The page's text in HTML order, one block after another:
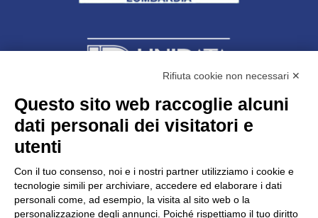
Unidata s.r.lcon unico socio
Largo dell’Artigianato, 1 - 23100 Sondrio
C.F. 00481790145 - N.REA SO-36426
PEC: unidata.sondrio@legalmail.it
Cap. soc. euro 100.000,00 i.v.
Rifiuta cookie non necessari ✕
Questo sito web raccoglie alcuni
dati personali dei visitatori e
utenti
Con il tuo consenso, noi e i nostri partner utilizziamo i cookie e
tecnologie simili per archiviare, accedere ed elaborare i dati
personali come, ad esempio, la visita al sito web o la
personalizzazione degli annunci. Poiché rispettiamo il tuo diritto